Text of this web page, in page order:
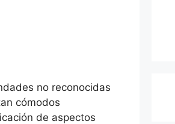
no reconocidas
cómodos
de aspectos